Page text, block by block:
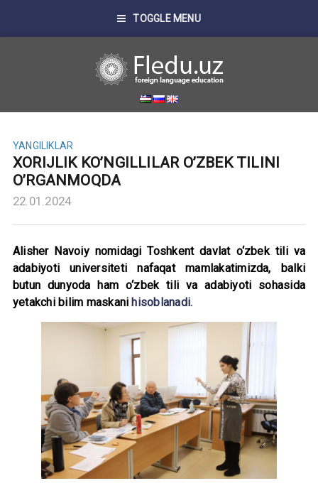
TOGGLE MENU
YANGILIKLAR
XORIJLIK KO’NGILLILAR O’ZBEK TILINI
O’RGANMOQDA
22.01.2024
Alisher Navoiy nomidagi Toshkent davlat o‘zbek tili va
adabiyoti universiteti nafaqat mamlakatimizda, balki
butun dunyoda ham o‘zbek tili va adabiyoti sohasida
yetakchi bilim maskani hisoblanadi.